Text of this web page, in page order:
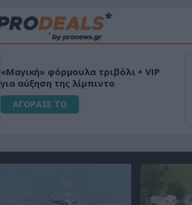
«Μαγική» φόρμουλα τριβόλι + VIP
για αύξηση της λίμπιντο
ΑΓΟΡΑΣΕ ΤΟ